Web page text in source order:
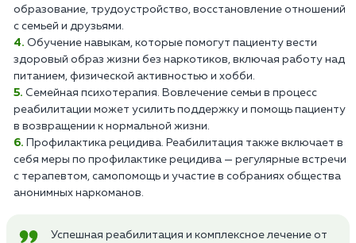
образование, трудоустройство, восстановление отношений
с семьей и друзьями.
Обучение навыкам, которые помогут пациенту вести
здоровый образ жизни без наркотиков, включая работу над
питанием, физической активностью и хобби.
Семейная психотерапия. Вовлечение семьи в процесс
реабилитации может усилить поддержку и помощь пациенту
в возвращении к нормальной жизни.
Профилактика рецидива. Реабилитация также включает в
себя меры по профилактике рецидива — регулярные встречи
с терапевтом, самопомощь и участие в собраниях общества
анонимных наркоманов.
Успешная реабилитация и комплексное лечение от